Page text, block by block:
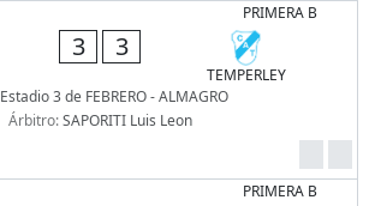
PRIMERA B
3 3
TEMPERLEY
Estadio 3 de FEBRERO - ALMAGRO
Árbitro:SAPORITI Luis Leon
PRIMERA B